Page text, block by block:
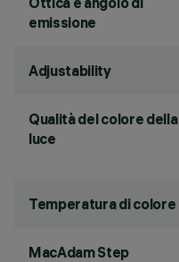
emissione
Adjustability
Qualità del colore della
luce
Temperatura di colore
MacAdam Step